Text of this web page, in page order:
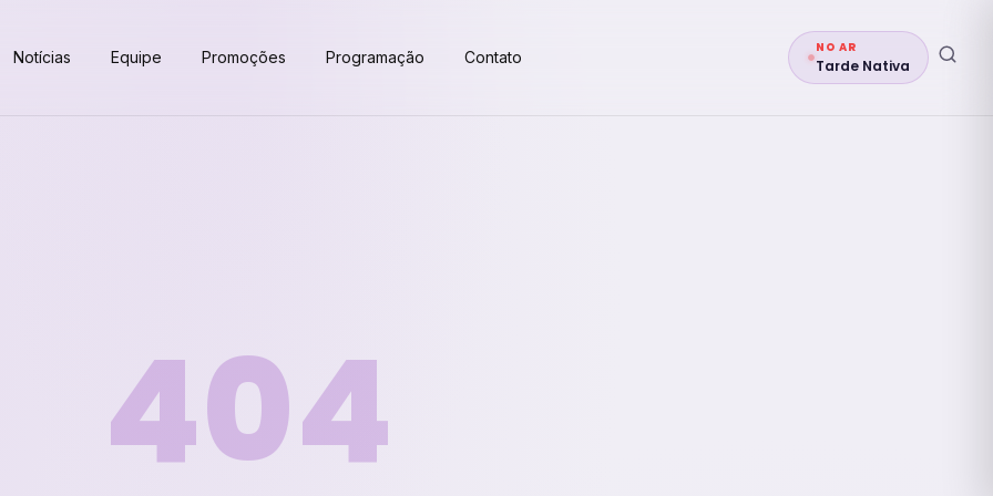
Notícias Equipe Promoções Programação Contato
NO AR
Tarde Nativa
404